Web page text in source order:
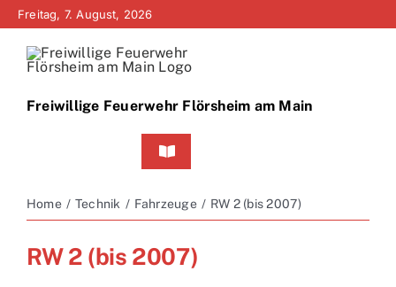
Zum
springen
Freitag, 7. August, 2026
Freiwillige Feuerwehr Flörsheim am Main
Toggle
Home Technik Fahrzeuge RW 2 (bis 2007)
RW 2 (bis 2007)